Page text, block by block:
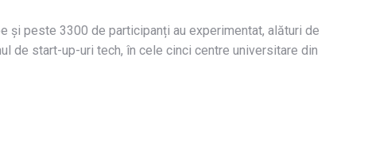
și peste 3300 de participanți au experimentat, alături de
de start-up-uri tech, în cele cinci centre universitare din